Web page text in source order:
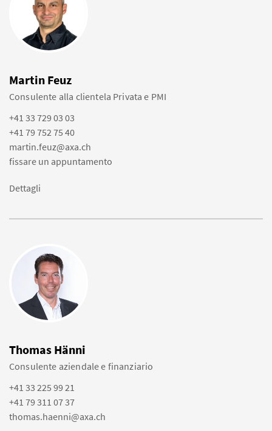
Martin Feuz
Consulente alla clientela Privata e PMI
+41 33 729 03 03
+41 79 752 75 40
martin.feuz@axa.ch
fissare un appuntamento
Dettagli
Thomas Hänni
Consulente aziendale e finanziario
+41 33 225 99 21
+41 79 311 07 37
thomas.haenni@axa.ch